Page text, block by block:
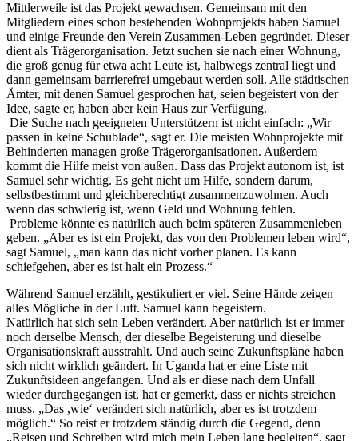
Mittlerweile ist das Projekt gewachsen. Gemeinsam mit den
Mitgliedern eines schon bestehenden Wohnprojekts haben Samuel
und einige Freunde den Verein Zusammen-Leben gegründet. Dieser
dient als Trägerorganisation. Jetzt suchen sie nach einer Wohnung,
die groß genug für etwa acht Leute ist, halbwegs zentral liegt und
dann gemeinsam barrierefrei umgebaut werden soll. Alle städtischen
Ämter, mit denen Samuel gesprochen hat, seien begeistert von der
Idee, sagte er, haben aber kein Haus zur Verfügung.
Die Suche nach geeigneten Unterstützern ist nicht einfach: „Wir
passen in keine Schublade“, sagt er. Die meisten Wohnprojekte mit
Behinderten managen große Trägerorganisationen. Außerdem
kommt die Hilfe meist von außen. Dass das Projekt autonom ist, ist
Samuel sehr wichtig. Es geht nicht um Hilfe, sondern darum,
selbstbestimmt und gleichberechtigt zusammenzuwohnen. Auch
wenn das schwierig ist, wenn Geld und Wohnung fehlen.
Probleme könnte es natürlich auch beim späteren Zusammenleben
geben. „Aber es ist ein Projekt, das von den Problemen leben wird“,
sagt Samuel, „man kann das nicht vorher planen. Es kann
schiefgehen, aber es ist halt ein Prozess.“
Während Samuel erzählt, gestikuliert er viel. Seine Hände zeigen
alles Mögliche in der Luft. Samuel kann begeistern.
Natürlich hat sich sein Leben verändert. Aber natürlich ist er immer
noch derselbe Mensch, der dieselbe Begeisterung und dieselbe
Organisationskraft ausstrahlt. Und auch seine Zukunftspläne haben
sich nicht wirklich geändert. In Uganda hat er eine Liste mit
Zukunftsideen angefangen. Und als er diese nach dem Unfall
wieder durchgegangen ist, hat er gemerkt, dass er nichts streichen
muss. „Das ,wie‘ verändert sich natürlich, aber es ist trotzdem
möglich.“ So reist er trotzdem ständig durch die Gegend, denn
„Reisen und Schreiben wird mich mein Leben lang begleiten“, sagt